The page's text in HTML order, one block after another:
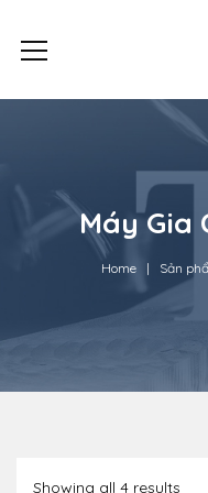
Máy Gia
Home Sản
Showing all 4 results